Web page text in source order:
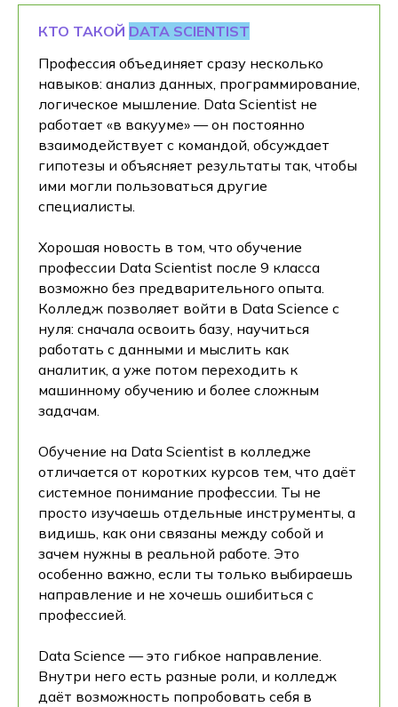
КТО ТАКОЙ DATA SCIENTIST
Профессия объединяет сразу несколько
навыков: анализ данных, программирование,
логическое мышление. Data Scientist не
работает «в вакууме» — он постоянно
взаимодействует с командой, обсуждает
гипотезы и объясняет результаты так, чтобы
ими могли пользоваться другие
специалисты.
Хорошая новость в том, что обучение
профессии Data Scientist после 9 класса
возможно без предварительного опыта.
Колледж позволяет войти в Data Science с
нуля: сначала освоить базу, научиться
работать с данными и мыслить как
аналитик, а уже потом переходить к
машинному обучению и более сложным
задачам.
Обучение на Data Scientist в колледже
отличается от коротких курсов тем, что даёт
системное понимание профессии. Ты не
просто изучаешь отдельные инструменты, а
видишь, как они связаны между собой и
зачем нужны в реальной работе. Это
особенно важно, если ты только выбираешь
направление и не хочешь ошибиться с
профессией.
Data Science — это гибкое направление.
Внутри него есть разные роли, и колледж
даёт возможность попробовать себя в